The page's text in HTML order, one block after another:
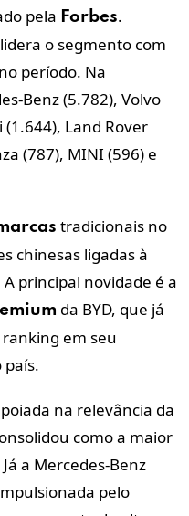
pela Forbes.
o segmento com
período. Na
Benz (5.782), Volvo
(1.644), Land Rover
(787), MINI (596) e
tradicionais no
chinesas ligadas à
principal novidade é a
da BYD, que já
em seu
na relevância da
como a maior
a Mercedes-Benz
pelo